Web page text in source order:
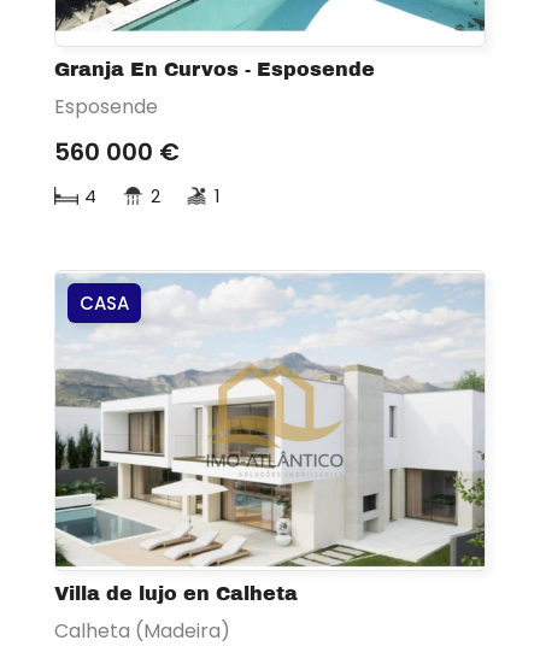
Granja En Curvos - Esposende
Esposende
560 000 €
4 2 1
CASA
Villa de lujo en Calheta
Calheta (Madeira)